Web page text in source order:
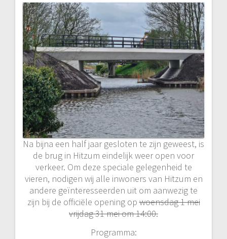
Na bijna een half jaar gesloten te zijn geweest, is
de brug in Hitzum eindelijk weer open voor
verkeer. Om deze speciale gelegenheid te
vieren, nodigen wij alle inwoners van Hitzum en
andere geïnteresseerden uit om aanwezig te
zijn bij de officiële opening opwoensdag 1 mei
vrijdag 31 mei om 14:00.
Programma: